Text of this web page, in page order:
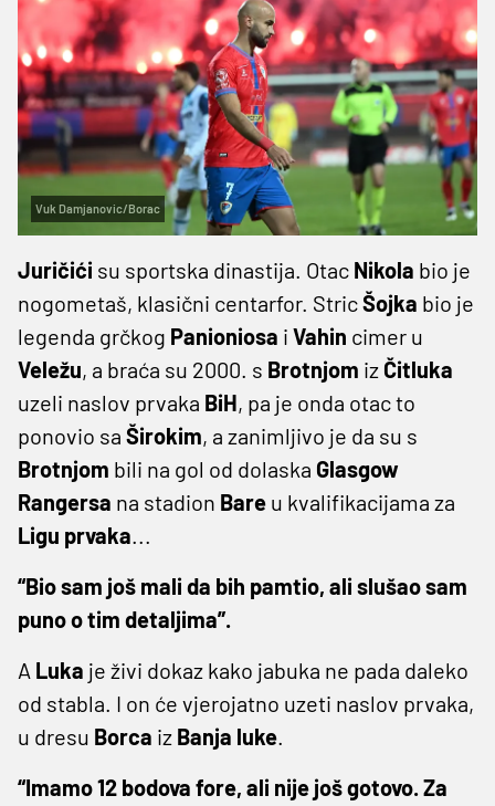
Vuk Damjanovic/Borac
Juričići su sportska dinastija. Otac Nikola bio je
nogometaš, klasični centarfor. StricŠojka bio je
legenda grčkog Panioniosa i Vahin cimer u
Veležu, a braća su 2000. s Brotnjom iz Čitluka
uzeli naslov prvaka BiH, pa je onda otac to
ponovio sa Širokim, a zanimljivo je da su s
Brotnjom bili na gol od dolaska Glasgow
Rangersa na stadion Bare u kvalifikacijama za
Ligu prvaka...
“Bio sam još mali da bih pamtio, ali slušao sam
puno o tim detaljima”.
A Luka je živi dokaz kako jabuka ne pada daleko
od stabla. I on će vjerojatno uzeti naslov prvaka,
u dresu Borca iz Banja luke.
“Imamo 12 bodova fore, ali nije još gotovo. Za